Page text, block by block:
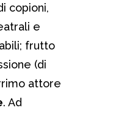
copioni,
e
frutto
(di
attore
. Ad